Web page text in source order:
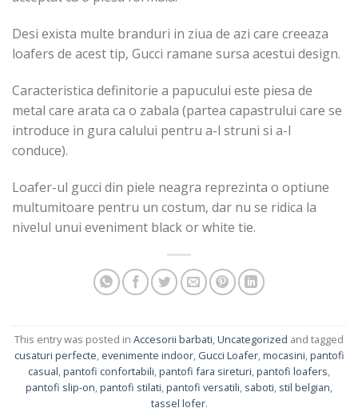
Desi exista multe branduri in ziua de azi care creeaza
loafers de acest tip, Gucci ramane sursa acestui design.
Caracteristica definitorie a papucului este piesa de
metal care arata ca o zabala (partea capastrului care se
introduce in gura calului pentru a-l struni si a-l
conduce).
Loafer-ul gucci din piele neagra reprezinta o optiune
multumitoare pentru un costum, dar nu se ridica la
nivelul unui eveniment black or white tie.
This entry was posted in Accesorii barbati,Uncategorized and tagged
cusaturi perfecte, evenimente indoor, Gucci Loafer,mocasini,pantofi
casual,pantofi confortabili,pantofi fara sireturi,pantofi loafers,
pantofi slip-on,pantofi stilati,pantofi versatili, saboti, stil belgian,
tassel lofer.